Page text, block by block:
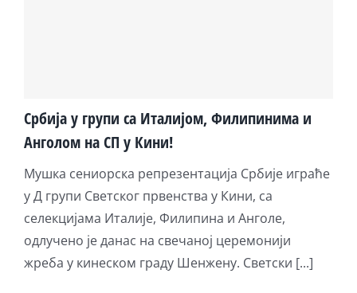
Србија у групи са Италијом, Филипинима и
Анголом на СП у Кини!
Мушка сениорска репрезентација Србије играће
у Д групи Светског првенства у Кини, са
селекцијама Италије, Филипина и Анголе,
одлучено је данас на свечаној церемонији
жреба у кинеском граду Шенжену. Светски [...]